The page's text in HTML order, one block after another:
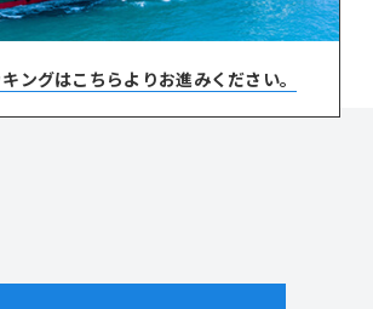
ングはこちらよりお進みください。